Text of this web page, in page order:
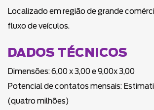
Localizado em região de grande
fluxo de veículos.
DADOS TÉCNICOS
Dimensões: 6,00 x 3,00 e 9,00x 3,00
Potencial de contatos mensais:
(quatro milhões)